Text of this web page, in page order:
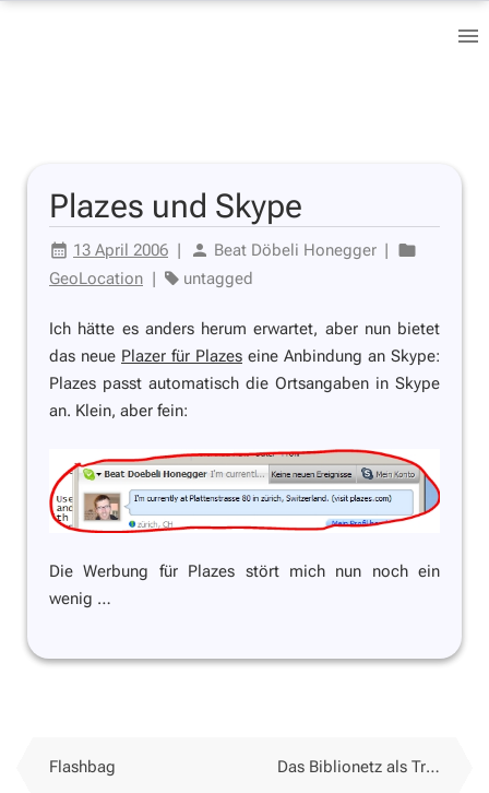
Plazes und Skype
13 April 2006 | Beat Döbeli Honegger |
GeoLocation | untagged
Ich hätte es anders herum erwartet, aber nun bietet
das neue Plazer für Plazes eine Anbindung an Skype:
Plazes passt automatisch die Ortsangaben in Skype
an. Klein, aber fein:
Die Werbung für Plazes stört mich nun noch ein
wenig …
Flashbag Das Biblionetz als Trendbarometer